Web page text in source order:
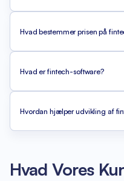
Hvad bestemmer prisen på
Hvad er fintech-software?
Hvordan hjælper udvikling af
Hvad Vores